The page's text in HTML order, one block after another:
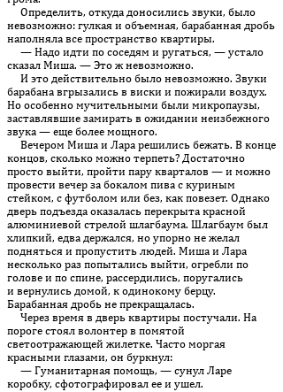
Определить, откуда доносились звуки, было
невозможно: гулкая и объемная, барабанная дробь
наполняла все пространство квартиры.
— Надо идти по соседям и ругаться, — устало
сказал Миша. — Это ж невозможно.
И это действительно было невозможно. Звуки
барабана вгрызались в виски и пожирали воздух.
Но особенно мучительными были микропаузы,
заставлявшие замирать в ожидании неизбежного
звука — еще более мощного.
Вечером Миша и Лара решились бежать. В конце
концов, сколько можно терпеть? Достаточно
просто выйти, пройти пару кварталов — и можно
провести вечер за бокалом пива с куриным
стейком, с футболом или без, как повезет. Однако
дверь подъезда оказа­лась перекрыта красной
алюминиевой стрелой шлагбаума. Шлаг­баум был
хлипкий, едва держался, но упорно не желал
подняться и пропустить людей. Миша и Лара
несколько раз попытались выйти, огреб­ли по
голове и по спине, рассердились, поругались
и вернулись домой, к одинокому берцу.
Барабанная дробь не прекращалась.
Через время в дверь квартиры постучали. На
пороге стоял волонтер в помятой
светоотражающей жилетке. Часто моргая
красными глазами, он буркнул:
— Гуманитарная помощь, — сунул Ларе
коробку, сфотографировал ее и ушел.